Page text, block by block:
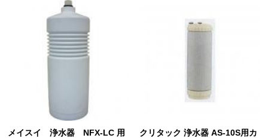
メイスイ 浄水器 NFX-LC 用
クリタック 浄水器 AS-10S用カ